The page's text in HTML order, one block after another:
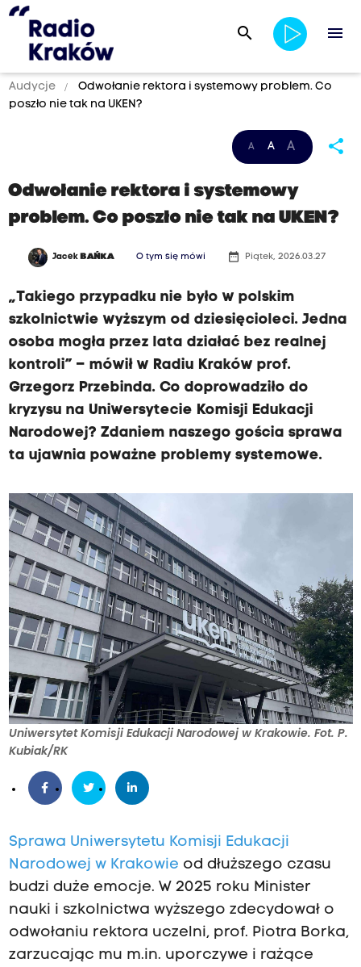
search menu
Audycje
Odwołanie rektora i systemowy problem. Co
poszło nie tak na UKEN?
A A A share
Odwołanie rektora i systemowy
problem. Co poszło nie tak na UKEN?
Jacek BAŃKA O tym się mówi date_range Piątek, 2026.03.27
„Takiego przypadku nie było w polskim
szkolnictwie wyższym od dziesięcioleci. Jedna
osoba mogła przez lata działać bez realnej
kontroli” – mówił w Radiu Kraków prof.
Grzegorz Przebinda. Co doprowadziło do
kryzysu na Uniwersytecie Komisji Edukacji
Narodowej? Zdaniem naszego gościa sprawa
ta ujawnia poważne problemy systemowe.
Uniwersytet Komisji Edukacji Narodowej w Krakowie. Fot. P.
Kubiak/RK
Sprawa Uniwersytetu Komisji Edukacji
Narodowej w Krakowie od dłuższego czasu
budzi duże emocje. W 2025 roku Minister
nauki i szkolnictwa wyższego zdecydował o
odwołaniu rektora uczelni, prof. Piotra Borka,
zarzucając mu m.in. uporczywe i rażące